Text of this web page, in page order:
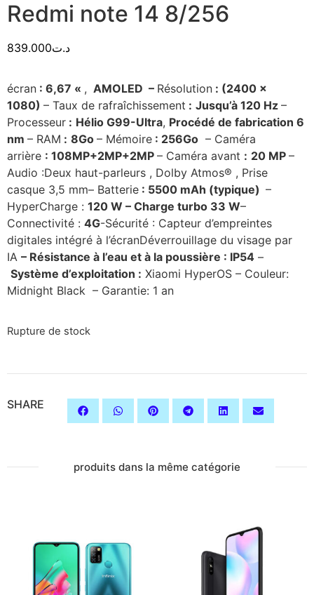
Redmi note 14 8/256
د.ت839.000
écran : 6,67 « , AMOLED – Résolution : (2400 x
1080) – Taux de rafraîchissement : Jusqu’à 120 Hz –
Processeur : Hélio G99-Ultra, Procédé de fabrication 6
nm – RAM : 8Go – Mémoire : 256Go – Caméra
arrière : 108MP+2MP+2MP – Caméra avant : 20 MP –
Audio :Deux haut-parleurs , Dolby Atmos® , Prise
casque 3,5 mm– Batterie : 5500 mAh (typique) –
HyperCharge : 120 W – Charge turbo 33 W–
Connectivité : 4G-Sécurité : Capteur d’empreintes
digitales intégré à l’écranDéverrouillage du visage par
IA – Résistance à l’eau et à la poussière : IP54 –
Système d’exploitation : Xiaomi HyperOS – Couleur:
Midnight Black – Garantie: 1 an
Rupture de stock
SHARE
produits dans la même catégorie